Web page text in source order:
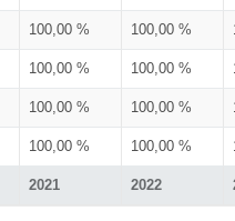
2021 2022
100,00 % 100,00 %
100,00 % 100,00 %
100,00 % 100,00 %
100,00 % 100,00 %